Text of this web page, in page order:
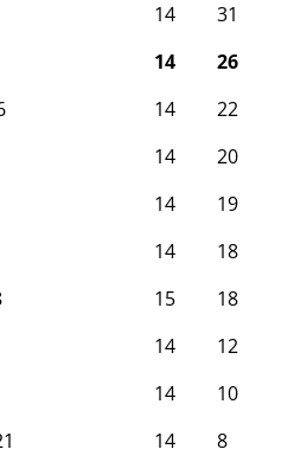
14
31
14
26
14
22
14
20
14
19
14
18
15
18
14
12
14
10
14
8